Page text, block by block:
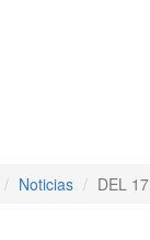
Noticias DEL